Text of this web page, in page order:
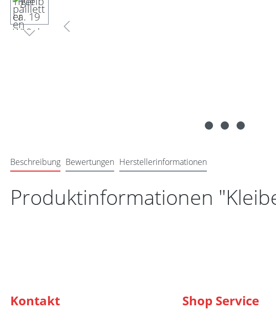
Beschreibung Bewertungen Herstellerinformationen
Produktinformationen
Kontakt Shop Service